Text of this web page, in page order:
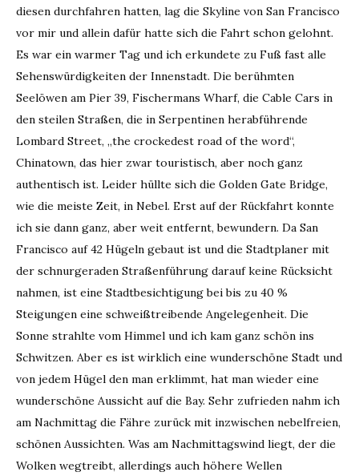
diesen durchfahren hatten, lag die Skyline von San Francisco
vor mir und allein dafür hatte sich die Fahrt schon gelohnt.
Es war ein warmer Tag und ich erkundete zu Fuß fast alle
Sehenswürdigkeiten der Innenstadt. Die berühmten
Seelöwen am Pier 39, Fischermans Wharf, die Cable Cars in
den steilen Straßen, die in Serpentinen herabführende
Lombard Street, „the crockedest road of the word“,
Chinatown, das hier zwar touristisch, aber noch ganz
authentisch ist. Leider hüllte sich die Golden Gate Bridge,
wie die meiste Zeit, in Nebel. Erst auf der Rückfahrt konnte
ich sie dann ganz, aber weit entfernt, bewundern. Da San
Francisco auf 42 Hügeln gebaut ist und die Stadtplaner mit
der schnurgeraden Straßenführung darauf keine Rücksicht
nahmen, ist eine Stadtbesichtigung bei bis zu 40 %
Steigungen eine schweißtreibende Angelegenheit. Die
Sonne strahlte vom Himmel und ich kam ganz schön ins
Schwitzen. Aber es ist wirklich eine wunderschöne Stadt und
von jedem Hügel den man erklimmt, hat man wieder eine
wunderschöne Aussicht auf die Bay. Sehr zufrieden nahm ich
am Nachmittag die Fähre zurück mit inzwischen nebelfreien,
schönen Aussichten. Was am Nachmittagswind liegt, der die
Wolken wegtreibt, allerdings auch höhere Wellen